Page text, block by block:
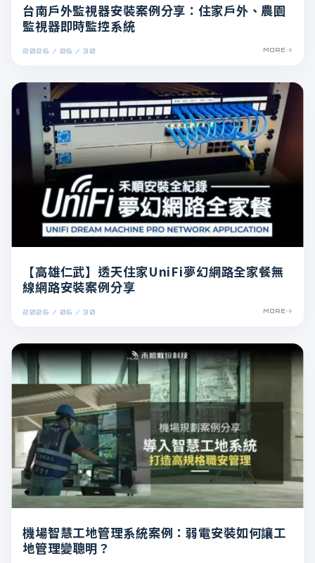
2026 / 06 / 30
台南戶外監視器安裝案例分享：住家戶外、農園
監視器即時監控系統
MORE
2026 / 06 / 30
【高雄仁武】透天住家UniFi夢幻網路全家餐無
線網路安裝案例分享
MORE
機場智慧工地管理系統案例：弱電安裝如何讓工
地管理變聰明？